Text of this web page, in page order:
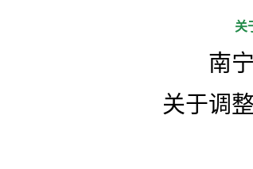
关
南
关于调